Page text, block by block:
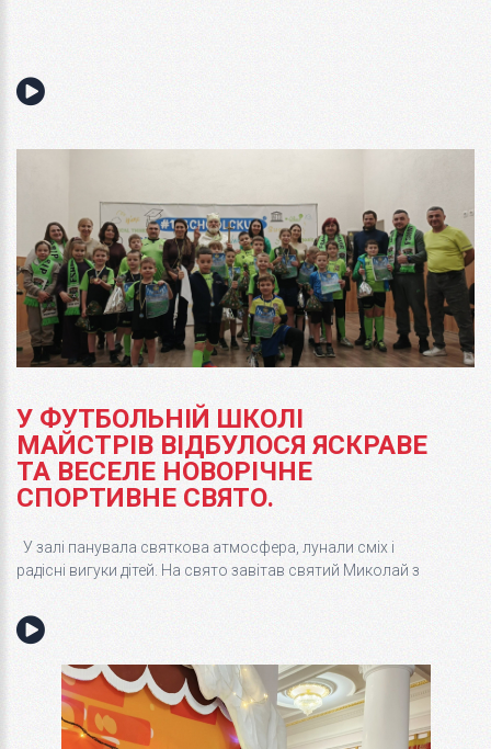
У ФУТБОЛЬНІЙ ШКОЛІ
МАЙСТРІВ ВІДБУЛОСЯ ЯСКРАВЕ
ТА ВЕСЕЛЕ НОВОРІЧНЕ
СПОРТИВНЕ СВЯТО.
У залі панувала святкова атмосфера, лунали сміх і
радісні вигуки дітей. На свято завітав святий Миколай з